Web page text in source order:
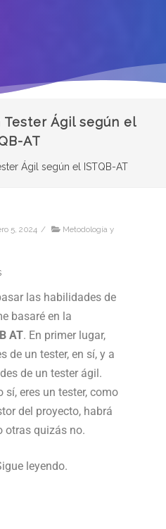
Ágil según el
AT
Ágil según el ISTQB-AT
5, 2024 /
Metodología y
las habilidades de
basaré en la
AT. En primer lugar,
de un tester, en sí, y a
de un tester ágil.
sí, eres un tester, como
del proyecto, habrá
otras quizás no.
leyendo.